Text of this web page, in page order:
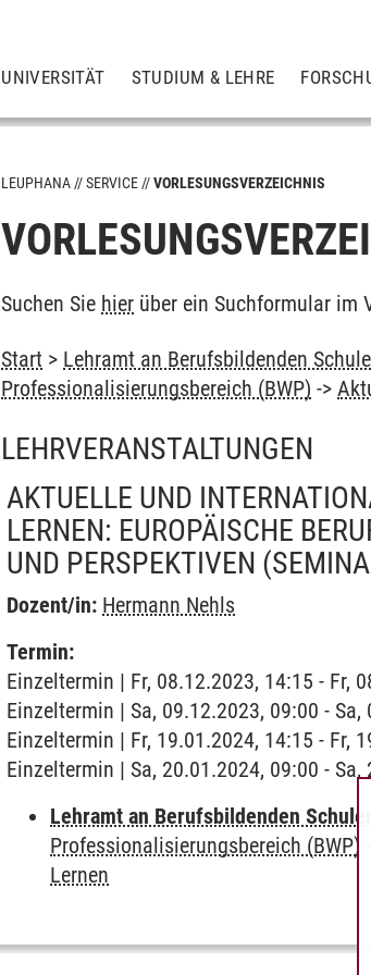
UNIVERSITÄT STUDIUM & LEHRE
LEUPHANA SERVICE VORLESUNGSVERZEICHNIS
Suchen Sie hier über ein Suchformular im
Start > Lehramt an Berufsbildenden
Professionalisierungsbereich (BWP) ->
LEHRVERANSTALTUNGEN
AKTUELLE UND
LERNEN: EUROPÄISCHE
UND PERSPEKTIVEN
Dozent/in: Hermann Nehls
Termin:
Einzeltermin | Fr, 08.12.2023, 14:15 - Fr,
Einzeltermin | Sa, 09.12.2023, 09:00 -
Einzeltermin | Fr, 19.01.2024, 14:15 - Fr,
Einzeltermin | Sa, 20.01.2024, 09:00 -
Lehramt an Berufsbildenden
Professionalisierungsbereich (BWP)
Lernen